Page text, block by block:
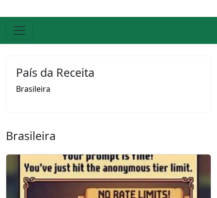
País da Receita
Brasileira
Brasileira